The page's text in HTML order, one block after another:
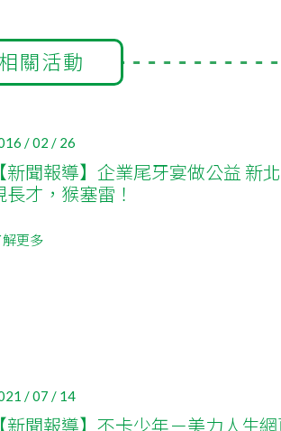
關活動
/ 02 / 26
【新聞報導】企業尾牙宴做公益 新
長才，猴塞雷！
解更多
/ 07 / 14
【新聞報導】不卡少年－美力人生